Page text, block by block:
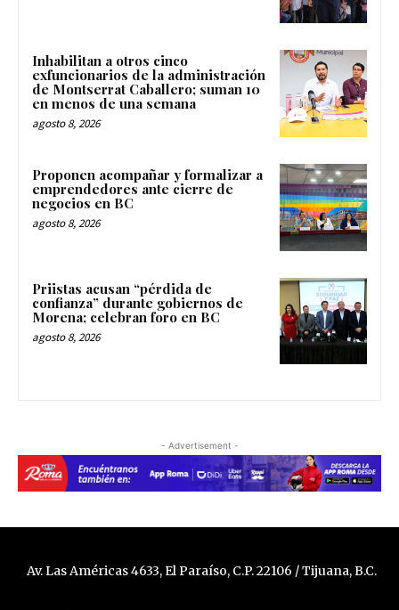
Inhabilitan a otros cinco
exfuncionarios de la administración
de Montserrat Caballero; suman 10
en menos de una semana
agosto 8, 2026
Proponen acompañar y formalizar a
emprendedores ante cierre de
negocios en BC
agosto 8, 2026
Priistas acusan “pérdida de
confianza” durante gobiernos de
Morena; celebran foro en BC
agosto 8, 2026
- Advertisement -
Av. Las Américas 4633, El Paraíso, C.P. 22106 / Tijuana, B.C.